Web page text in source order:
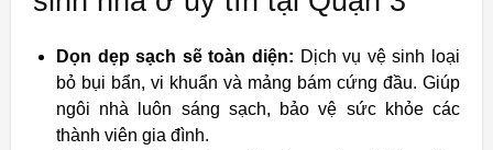
Dọn dẹp sạch sẽ toàn diện: Dịch vụ vệ sinh loại
bỏ bụi bẩn, vi khuẩn và mảng bám cứng đầu. Giúp
ngôi nhà luôn sáng sạch, bảo vệ sức khỏe các
thành viên gia đình.